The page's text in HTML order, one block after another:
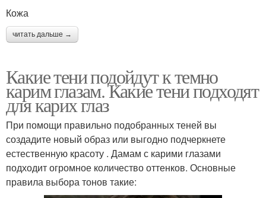
Кожа
читать дальше →
Какие тени подойдут к темно
карим глазам. Какие тени подходят
для карих глаз
При помощи правильно подобранных теней вы
создадите новый образ или выгодно подчеркнете
естественную красоту . Дамам с карими глазами
подходит огромное количество оттенков. Основные
правила выбора тонов такие: